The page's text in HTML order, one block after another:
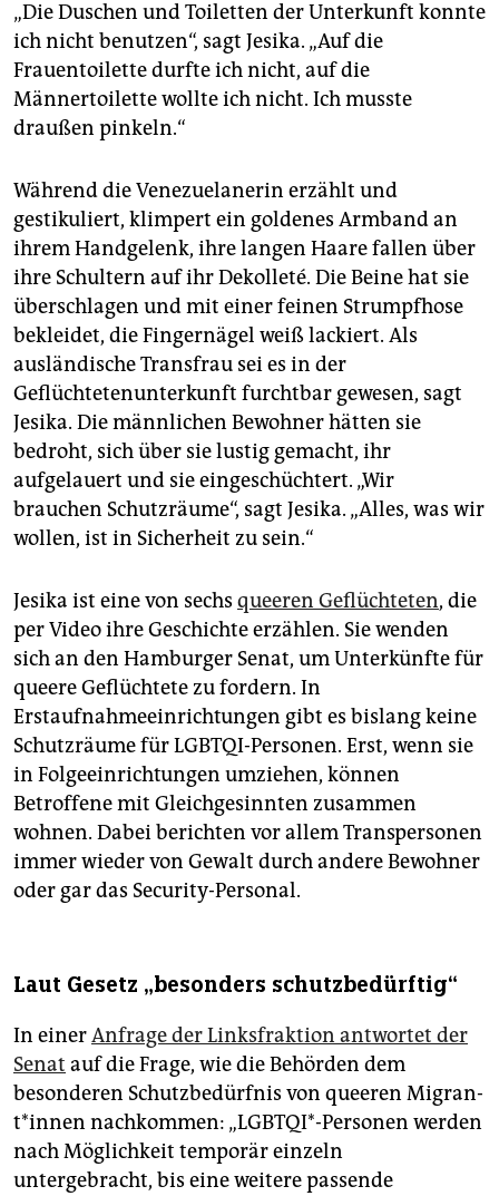
unterstützen
abo
genossenschaft
„Die Duschen und Toiletten der Unterkunft konnte
ich nicht benutzen“, sagt Jesika. „Auf die
Frauentoilette durfte ich nicht, auf die
Männertoilette wollte ich nicht. Ich musste
draußen pinkeln.“
Während die Venezuelanerin erzählt und
gestikuliert, klimpert ein goldenes Armband an
ihrem Handgelenk, ihre langen Haare fallen über
ihre Schultern auf ihr Dekolleté. Die Beine hat sie
überschlagen und mit einer feinen Strumpfhose
bekleidet, die Fingernägel weiß lackiert. Als
ausländische Transfrau sei es in der
Geflüchtetenunterkunft furchtbar gewesen, sagt
Jesika. Die männlichen Bewohner hätten sie
bedroht, sich über sie lustig gemacht, ihr
aufgelauert und sie eingeschüchtert. „Wir
brauchen Schutzräume“, sagt Jesika. „Alles, was wir
wollen, ist in Sicherheit zu sein.“
Jesika ist eine von sechs queeren Geflüchteten, die
per Video ihre Geschichte erzählen. Sie wenden
sich an den Hamburger Senat, um Unterkünfte für
queere Geflüchtete zu fordern. In
Erstaufnahmeeinrichtungen gibt es bislang keine
Schutzräume für LGBTQI-Personen. Erst, wenn sie
in Folgeeinrichtungen umziehen, können
Betroffene mit Gleichgesinnten zusammen
wohnen. Dabei berichten vor allem Transpersonen
immer wieder von Gewalt durch andere Bewohner
oder gar das Security-Personal.
Laut Gesetz „besonders schutzbedürftig“
In einerAnfrage der Linksfraktion antwortet der
Senat auf die Frage, wie die Behörden dem
besonderen Schutzbedürfnis von queeren Mi­gran­
t*in­nen nachkommen: „LGBTQI*-Personen werden
nach Möglichkeit temporär einzeln
untergebracht, bis eine weitere passende